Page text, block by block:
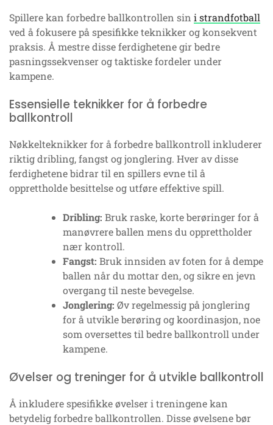
Spillere kan forbedre ballkontrollen sin i strandfotball
ved å fokusere på spesifikke teknikker og konsekvent
praksis. Å mestre disse ferdighetene gir bedre
pasningssekvenser og taktiske fordeler under
kampene.
Essensielle teknikker for å forbedre
ballkontroll
Nøkkelteknikker for å forbedre ballkontroll inkluderer
riktig dribling, fangst og jonglering. Hver av disse
ferdighetene bidrar til en spillers evne til å
opprettholde besittelse og utføre effektive spill.
Dribling: Bruk raske, korte berøringer for å
manøvrere ballen mens du opprettholder
nær kontroll.
Fangst: Bruk innsiden av foten for å dempe
ballen når du mottar den, og sikre en jevn
overgang til neste bevegelse.
Jonglering: Øv regelmessig på jonglering
for å utvikle berøring og koordinasjon, noe
som oversettes til bedre ballkontroll under
kampene.
Øvelser og treninger for å utvikle ballkontroll
Å inkludere spesifikke øvelser i treningene kan
betydelig forbedre ballkontrollen. Disse øvelsene bør